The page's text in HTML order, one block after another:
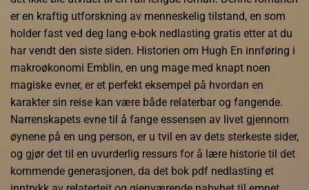
er en kraftig utforskning av menneskelig tilstand, en som
holder fast ved deg lang e-bok nedlasting gratis etter at du
har vendt den siste siden. Historien om Hugh En innføring i
makroøkonomi Emblin, en ung mage med knapt noen
magiske evner, er et perfekt eksempel på hvordan en
karakter sin reise kan være både relaterbar og fangende.
Narrenskapets evne til å fange essensen av livet gjennom
øynene på en ung person, er u tvil en av dets sterkeste sider,
og gjør det til en uvurderlig ressurs for å lære historie til det
kommende generasjonen, da det bok pdf nedlasting et